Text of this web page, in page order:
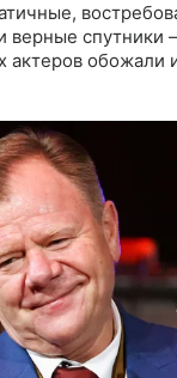
спутники
актеров обожали